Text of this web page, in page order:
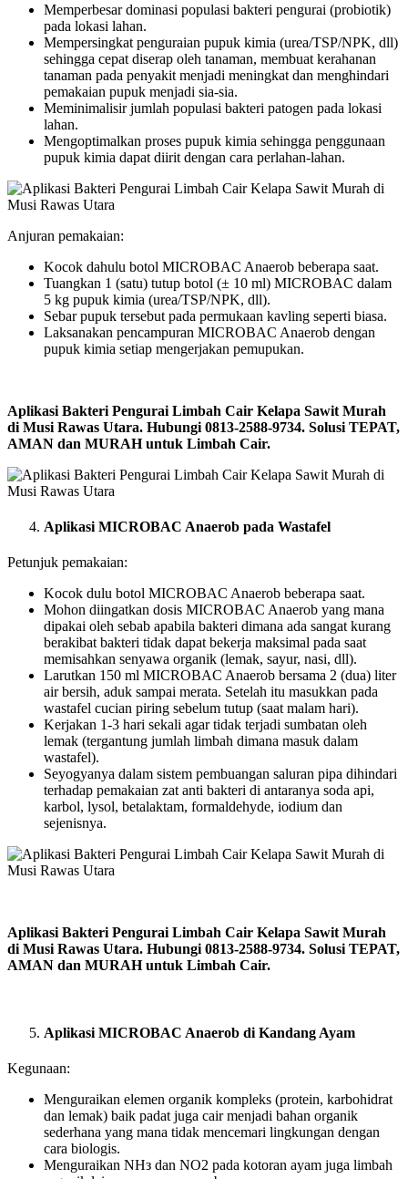
Memperbesar dominasi populasi bakteri pengurai (probiotik)
pada lokasi lahan.
Mempersingkat penguraian pupuk kimia (urea/TSP/NPK, dll)
sehingga cepat diserap oleh tanaman, membuat kerahanan
tanaman pada penyakit menjadi meningkat dan menghindari
pemakaian pupuk menjadi sia-sia.
Meminimalisir jumlah populasi bakteri patogen pada lokasi
lahan.
Mengoptimalkan proses pupuk kimia sehingga penggunaan
pupuk kimia dapat diirit dengan cara perlahan-lahan.
Anjuran pemakaian:
Kocok dahulu botol MICROBAC Anaerob beberapa saat.
Tuangkan 1 (satu) tutup botol (± 10 ml) MICROBAC dalam
5 kg pupuk kimia (urea/TSP/NPK, dll).
Sebar pupuk tersebut pada permukaan kavling seperti biasa.
Laksanakan pencampuran MICROBAC Anaerob dengan
pupuk kimia setiap mengerjakan pemupukan.
Aplikasi Bakteri Pengurai Limbah Cair Kelapa Sawit Murah
di Musi Rawas Utara. Hubungi 0813-2588-9734. Solusi TEPAT,
AMAN dan MURAH untuk Limbah Cair.
Aplikasi MICROBAC Anaerob pada Wastafel
Petunjuk pemakaian:
Kocok dulu botol MICROBAC Anaerob beberapa saat.
Mohon diingatkan dosis MICROBAC Anaerob yang mana
dipakai oleh sebab apabila bakteri dimana ada sangat kurang
berakibat bakteri tidak dapat bekerja maksimal pada saat
memisahkan senyawa organik (lemak, sayur, nasi, dll).
Larutkan 150 ml MICROBAC Anaerob bersama 2 (dua) liter
air bersih, aduk sampai merata. Setelah itu masukkan pada
wastafel cucian piring sebelum tutup (saat malam hari).
Kerjakan 1-3 hari sekali agar tidak terjadi sumbatan oleh
lemak (tergantung jumlah limbah dimana masuk dalam
wastafel).
Seyogyanya dalam sistem pembuangan saluran pipa dihindari
terhadap pemakaian zat anti bakteri di antaranya soda api,
karbol, lysol, betalaktam, formaldehyde, iodium dan
sejenisnya.
Aplikasi Bakteri Pengurai Limbah Cair Kelapa Sawit Murah
di Musi Rawas Utara. Hubungi 0813-2588-9734. Solusi TEPAT,
AMAN dan MURAH untuk Limbah Cair.
Aplikasi MICROBAC Anaerob di Kandang Ayam
Kegunaan:
Menguraikan elemen organik kompleks (protein, karbohidrat
dan lemak) baik padat juga cair menjadi bahan organik
sederhana yang mana tidak mencemari lingkungan dengan
cara biologis.
Menguraikan NHз dan NO2 pada kotoran ayam juga limbah